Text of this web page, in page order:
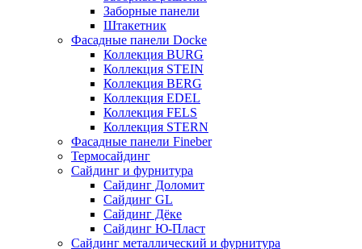
Заборные панели
Штакетник
Фасадные панели Docke
Коллекция BURG
Коллекция STEIN
Коллекция BERG
Коллекция EDEL
Коллекция FELS
Коллекция STERN
Фасадные панели Fineber
Термосайдинг
Сайдинг и фурнитура
Сайдинг Доломит
Сайдинг GL
Сайдинг Дёке
Сайдинг Ю-Пласт
Сайдинг металлический и фурнитура